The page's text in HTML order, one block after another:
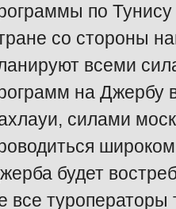
по
со стороны
всеми
на Джербу
силами
будет
все